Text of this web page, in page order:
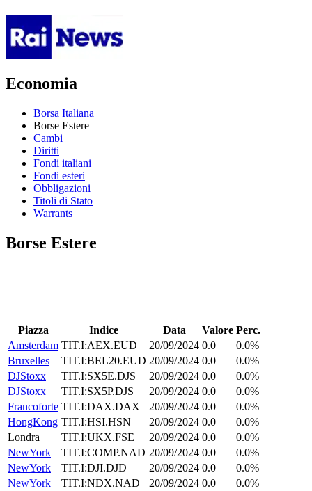
Economia
Borsa Italiana
Borse Estere
Cambi
Diritti
Fondi italiani
Fondi esteri
Obbligazioni
Titoli di Stato
Warrants
Borse Estere
Piazza Indice Data Valore Perc.
Amsterdam TIT.I:AEX.EUD 20/09/2024 0.0
0.0%
Bruxelles
TIT.I:BEL20.EUD 20/09/2024 0.0
0.0%
DJStoxx
TIT.I:SX5E.DJS 20/09/2024 0.0
0.0%
DJStoxx
TIT.I:SX5P.DJS 20/09/2024 0.0
0.0%
Francoforte TIT.I:DAX.DAX 20/09/2024 0.0
0.0%
HongKong TIT.I:HSI.HSN 20/09/2024 0.0
0.0%
Londra
TIT.I:UKX.FSE 20/09/2024 0.0
0.0%
NewYork
TIT.I:COMP.NAD 20/09/2024 0.0
0.0%
NewYork
TIT.I:DJI.DJD 20/09/2024 0.0
0.0%
NewYork
TIT.I:NDX.NAD 20/09/2024 0.0
0.0%